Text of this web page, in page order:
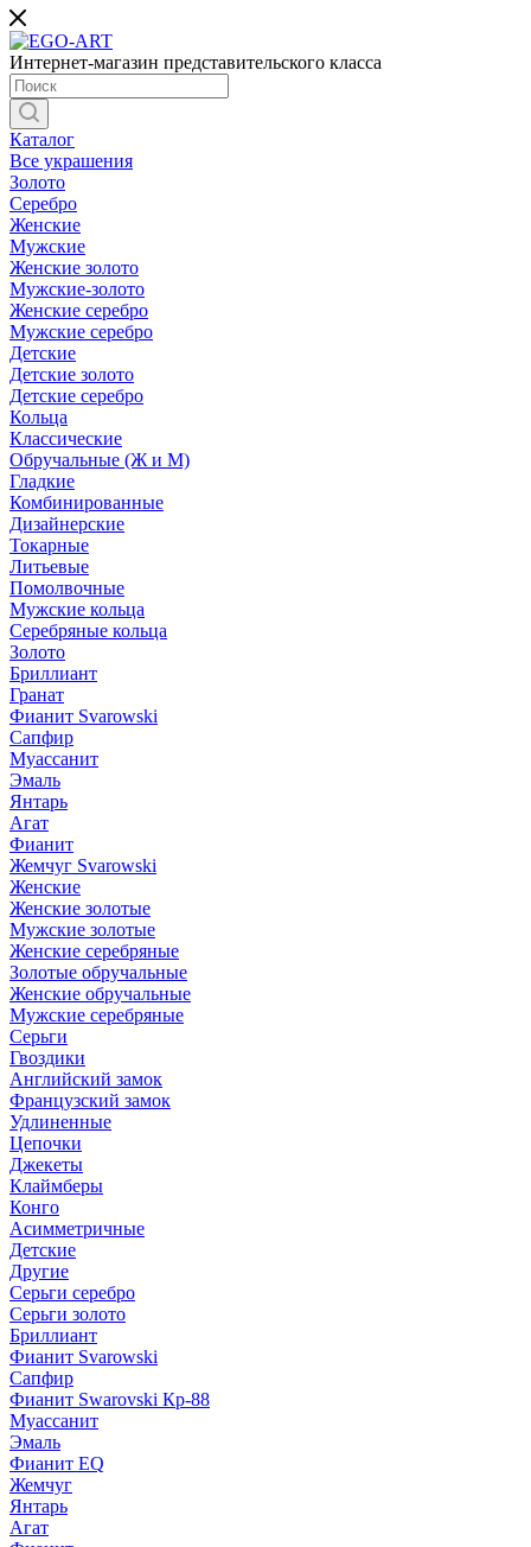
Интернет-магазин представительского класса
Каталог
Все украшения
Золото
Серебро
Женские
Мужские
Женские золото
Мужские-золото
Женские серебро
Мужские серебро
Детские
Детские золото
Детские серебро
Кольца
Классические
Обручальные (Ж и М)
Гладкие
Комбинированные
Дизайнерские
Токарные
Литьевые
Помолвочные
Мужские кольца
Серебряные кольца
Золото
Бриллиант
Гранат
Фианит Svarowski
Сапфир
Муассанит
Эмаль
Янтарь
Агат
Фианит
Жемчуг Svarowski
Женские
Женские золотые
Мужские золотые
Женские серебряные
Золотые обручальные
Женские обручальные
Мужские серебряные
Серьги
Гвоздики
Английский замок
Французский замок
Удлиненные
Цепочки
Джекеты
Клаймберы
Конго
Асимметричные
Детские
Другие
Серьги серебро
Серьги золото
Бриллиант
Фианит Svarowski
Сапфир
Фианит Swarovski Кр-88
Муассанит
Эмаль
Фианит EQ
Жемчуг
Янтарь
Агат